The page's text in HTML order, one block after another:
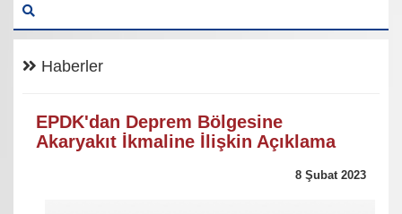
Haberler
EPDK'dan Deprem Bölgesine
Akaryakıt İkmaline İlişkin Açıklama
8 Şubat 2023